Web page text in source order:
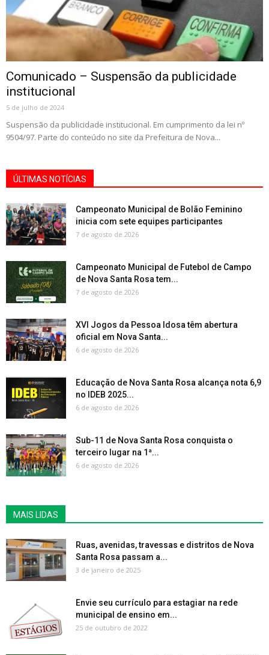
Comunicado – Suspensão da publicidade
institucional
5 de julho de 2024
Suspensão da publicidade institucional. Em cumprimento da lei nº
9504/97. Parte do conteúdo no site da Prefeitura de Nova...
ÚLTIMAS NOTÍCIAS
Campeonato Municipal de Bolão Feminino
inicia com sete equipes participantes
7 de agosto de 2026
Campeonato Municipal de Futebol de Campo
de Nova Santa Rosa tem...
7 de agosto de 2026
XVI Jogos da Pessoa Idosa têm abertura
oficial em Nova Santa...
6 de agosto de 2026
Educação de Nova Santa Rosa alcança nota 6,9
no IDEB 2025...
6 de agosto de 2026
Sub-11 de Nova Santa Rosa conquista o
terceiro lugar na 1ª...
6 de agosto de 2026
MAIS LIDAS
Ruas, avenidas, travessas e distritos de Nova
Santa Rosa passam a...
3 de janeiro de 2025
Envie seu currículo para estagiar na rede
municipal de ensino em...
25 de outubro de 2022